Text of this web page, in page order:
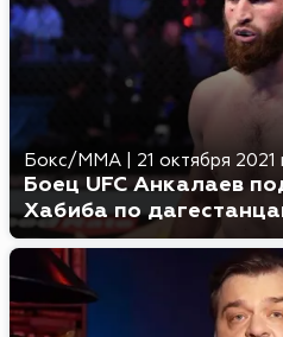
Бокс/MMA 21 октября 2021
Боец UFC Анкалаев
Хабиба по